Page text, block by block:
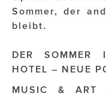
rot weiss rosé
sehen!wutscher
SISTER ACT
Sommer, der
bleibt.
DER SOMMER
HOTEL – NEUE
MUSIC & ART